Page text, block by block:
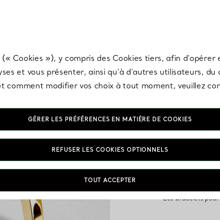
Nos bracelets pour
Les bracelets
Cookies »), y compris des Cookies tiers, afin
et vous présenter, ainsi qu’à d’autres utilisateurs,
comment modifier vos choix à tout moment, veuillez
GÉRER LES PRÉFÉRENCES EN MATIÈRE DE COOKIES
REFUSER LES COOKIES OPTIONNELS
TOUT ACCEPTER